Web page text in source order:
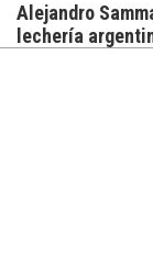
Alejandro
lechería